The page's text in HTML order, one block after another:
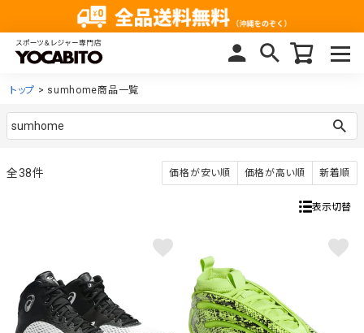
トップ sumhome商品一覧
価格が安い順 価格が高い順 新着順
38
表示切替